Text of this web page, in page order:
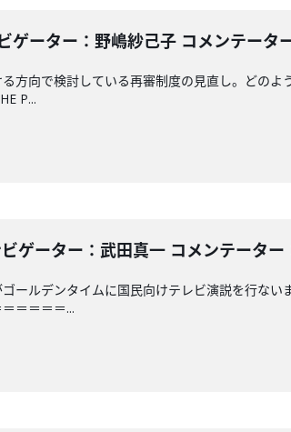
ゲーター：野嶋紗己子 コメンテー
方向で検討している再審制度の見直し。どの
P...
ゲーター：武田真一 コメンテータ
ールデンタイムに国民向けテレビ演説を行な
＝＝＝＝...